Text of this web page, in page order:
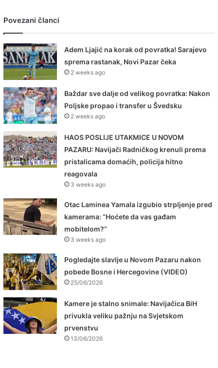
Povezani članci
Adem Ljajić na korak od povratka! Sarajevo
sprema rastanak, Novi Pazar čeka
2 weeks ago
Baždar sve dalje od velikog povratka: Nakon
Poljske propao i transfer u Švedsku
2 weeks ago
HAOS POSLIJE UTAKMICE U NOVOM
PAZARU: Navijači Radničkog krenuli prema
pristalicama domaćih, policija hitno
reagovala
3 weeks ago
Otac Laminea Yamala izgubio strpljenje pred
kamerama: “Hoćete da vas gađam
mobitelom?”
3 weeks ago
Pogledajte slavlje u Novom Pazaru nakon
pobede Bosne i Hercegovine (VIDEO)
25/06/2026
Kamere je stalno snimale: Navijačica BiH
privukla veliku pažnju na Svjetskom
prvenstvu
13/06/2026